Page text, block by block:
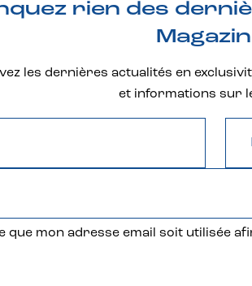
rien des
les dernières actualités en
et informations sur
que mon adresse email soit utilisée